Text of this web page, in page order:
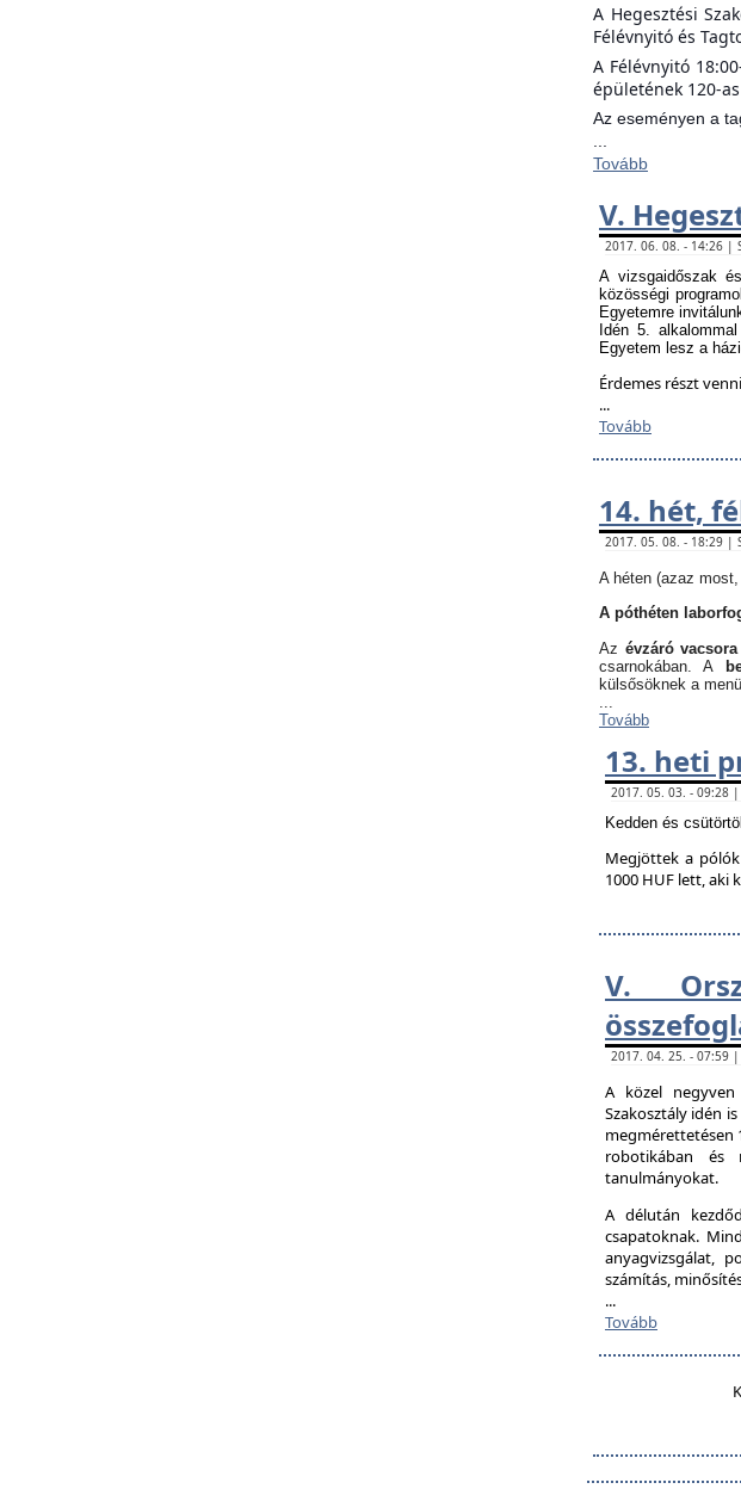
A Hegesztési
Félévnyitó és
A Félévnyitó
épületének 120-
Az eseményen a
Tovább
V.
2017. 06. 08. - 14:26 |
A vizsgaidőszak
közösségi
Egyetemre
Idén 5.
Egyetem lesz a
Érdemes részt
...
Tovább
14. hét,
2017. 05. 08. - 18:29 |
A héten (azaz
A póthéten
Az évzáró
csarnokában. A
külsősöknek a
Tovább
13. heti
2017. 05. 03. - 09:28
Kedden és
Megjöttek a
1000 HUF lett, aki
V.
2017. 04. 25. - 07:59
A közel
Szakosztály idén
megmérettetésen
robotikában és
tanulmányokat.
A délután
csapatoknak.
anyagvizsgálat,
számítás,
...
Tovább